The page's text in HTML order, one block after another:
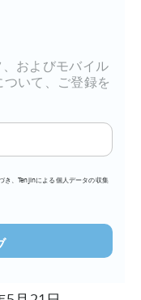
およびモバイル
いて、ご登録を
き、Tenjinによる個人データの収集